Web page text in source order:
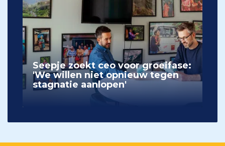
Seepje zoekt ceo voor groeifase:
'We willen niet opnieuw tegen
stagnatie aanlopen'